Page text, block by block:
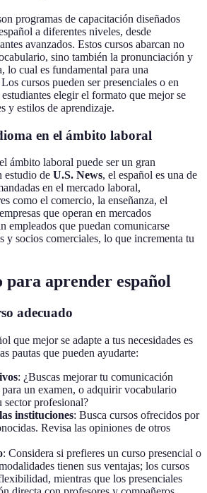
programas de capacitación diseñados
a diferentes niveles, desde
avanzados. Estos cursos abarcan no
sino también la pronunciación y
lo cual es fundamental para una
cursos pueden ser presenciales o en
elegir el formato que mejor se
y estilos de aprendizaje.
en el ámbito laboral
ámbito laboral puede ser un gran
estudio de U.S. News, el español es una de
en el mercado laboral,
como el comercio, la enseñanza, el
que operan en mercados
empleados que puedan comunicarse
y socios comerciales, lo que incrementa tu
aprender español
adecuado
que mejor se adapte a tus necesidades es
pautas que pueden ayudarte:
: ¿Buscas mejorar tu comunicación
un examen, o adquirir vocabulario
sector profesional?
instituciones: Busca cursos ofrecidos por
Revisa las opiniones de otros
: Considera si prefieres un curso presencial o
tienen sus ventajas; los cursos
mientras que los presenciales